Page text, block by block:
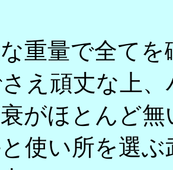
重量で全て
え頑丈な上
がほとんど
使い所を選